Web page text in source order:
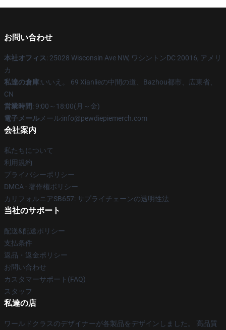
お問い合わせ
本社オフィス: 25028 Wisconsin Ave NW, ワシントンDC 20016, アメリ
カ
私達の倉庫:いいえ。 69 Xianlieの中間の道、Bazhou都市、広東省、
CN
営業時間: 9:00～18:00(月～金)
電子メール メール:info@pewdiepiemerch.com
会社案内
私たちについて
利用規約
プライバシーポリシー
DMCA - 著作権ポリシー
カリフォルニアSB657: サプライチェーンの透明性法
当社のサポート
配送&配送ポリシー
支払条件
返品・返金ポリシー
お問い合わせ
カスタマーサポート(FAQ)
スタッフ
私達の店
ワールドクラスのデザイナーが各製品をデザインしました。 高品質